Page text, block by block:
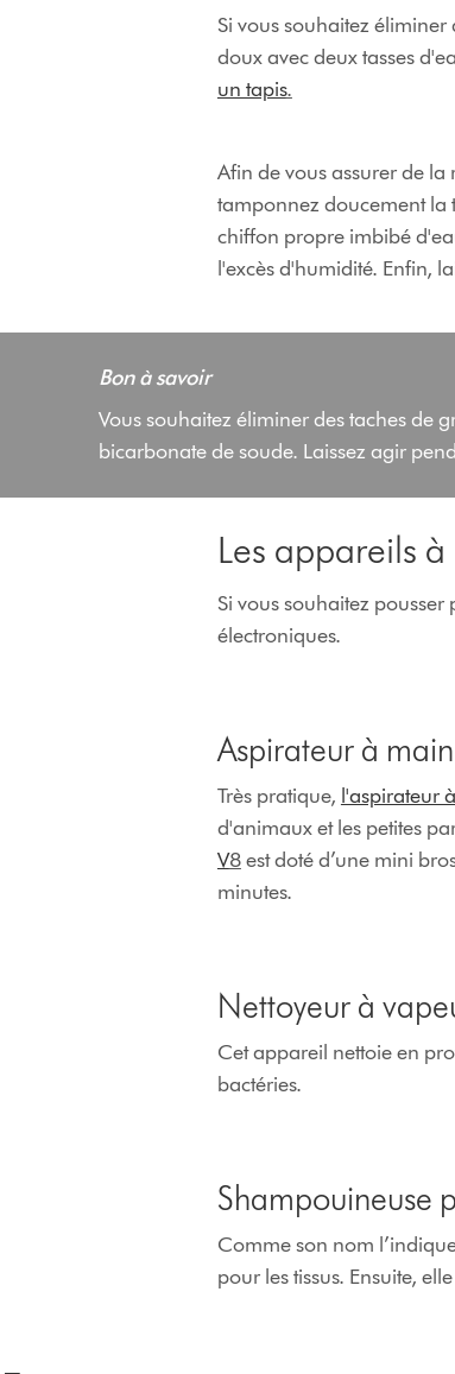
Si vous souhaitez
doux avec deux tasses
un tapis.
Afin de vous assurer de la
tamponnez doucement la
chiffon propre imbibé
l'excès d'humidité. Enfin,
Bon à savoir
Vous souhaitez éliminer des taches de
bicarbonate de soude. Laissez agir
Les appareils
Si vous souhaitez pousser
électroniques.
Aspirateur à main
Très pratique, l'aspirateur
d'animaux et les petites
V8est doté d’une mini
minutes.
Nettoyeur à
Cet appareil nettoie en
bactéries.
Shampouineuse
Comme son nom
pour les tissus. Ensuite,